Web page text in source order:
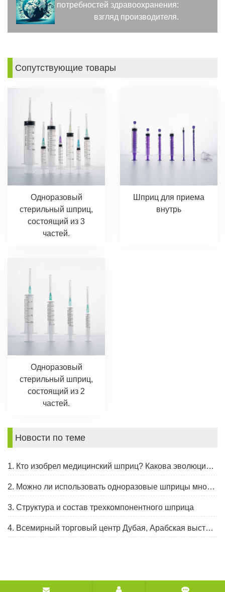
потребностей здравоохранения:
взгляд производителя.
Сопутствующие товары
Одноразовый
стерильный шприц,
состоящий из 3
частей.
Шприц для приема
внутрь
Одноразовый
стерильный шприц,
состоящий из 2
частей.
Новости по теме
1. Кто изобрел медицинский шприц? Какова эволюция шприца?
2. Можно ли использовать одноразовые шприцы многократно?
3. Структура и состав трехкомпонентного шприца
4. Всемирный торговый центр Дубая, Арабская выставка и конгресс здравоохранения, 30 января - 2 февраля 2023 г.